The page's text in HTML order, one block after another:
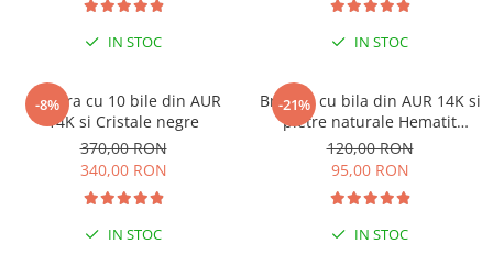
IN STOC IN STOC
-8%
Bratara cu 10 bile din AUR
14K si Cristale negre
370,00 RON
340,00 RON
IN STOC
-21%
Bratara cu bila din AUR 14K si
pietre naturale Hematit
discuri
120,00 RON
95,00 RON
IN STOC